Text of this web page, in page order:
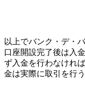
以上でバンク・デ・
口座開設完了後は入
ず入金を行わなけれ
金は実際に取引を行